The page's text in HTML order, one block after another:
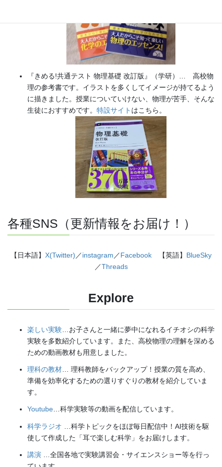
『きめる!共通テスト 物理基礎 改訂版』（学研）… 高校物
理の参考書です。イラストを多くしてイメージが持てるよう
に描きました。授業についていけない、物理が苦手、そんな
生徒におすすめです。 特設サイト はこちら。
各種SNS（更新情報をお届け！）
【日本語】 X(Twitter) ／instagram ／Facebook 【英語】 BlueSky
／Threads
Explore
楽しい実験 …お子さんと一緒に夢中になれるイチオシの科学
実験を多数紹介しています。また、高校物理の理解を深める
ための動画教材も用意しました。
理科の教材… 理科教師をバックアップ！授業の質を高め、
準備を効率化するための選りすぐりの教材を紹介していま
す。
Youtube…科学実験等の動画を配信しています。
科学ラジオ …科学トピックをほぼ毎日配信中！AI技術を駆
使して作成した「耳で楽しむ科学」をお届けします。
講演 …全国各地で実験講習会・サイエンスショー等を行っ